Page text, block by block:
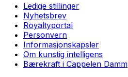
Ledige stillinger
Nyhetsbrev
Royaltyportal
Personvern
Informasjonskapsler
Om kunstig intelligens
Bærekraft i Cappelen Damm